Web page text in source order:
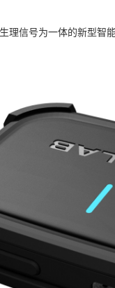
理信号为一体的新型智